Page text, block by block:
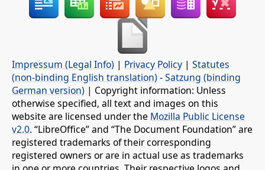
Impressum (Legal Info) | Privacy Policy | Statutes
(non-binding English translation) -Satzung (binding
German version) | Copyright information: Unless
otherwise specified, all text and images on this
website are licensed under the Mozilla Public License
v2.0. “LibreOffice” and “The Document Foundation” are
registered trademarks of their corresponding
registered owners or are in actual use as trademarks